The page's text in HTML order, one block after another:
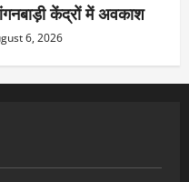
केंद्रों में अवकाश
6, 2026